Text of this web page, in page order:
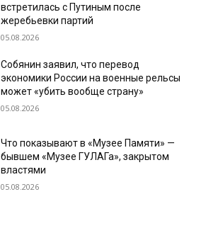
встретилась с Путиным после
жеребьевки партий
05.08.2026
Собянин заявил, что перевод
экономики России на военные рельсы
может «убить вообще страну»
05.08.2026
Что показывают в «Музее Памяти» —
бывшем «Музее ГУЛАГа», закрытом
властями
05.08.2026